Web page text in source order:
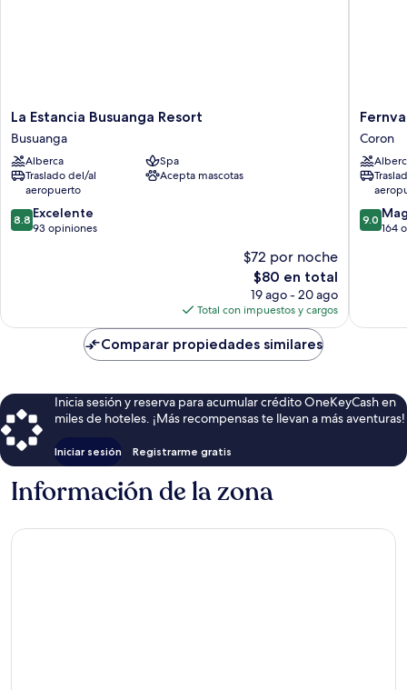
La
Estancia
Busuanga
Resort
Busuanga
La Estancia Busuanga Resort
Busuanga
Alberca
Spa
Traslado del/al
aeropuerto
Acepta mascotas
8.8
de
8.8 Excelente
93 opiniones
$72 por noche
El
precio
actual
es
de
$80
$80 en total
19 ago - 20 ago
Total con impuestos y cargos
Fernvale
Leisure
Club
and
Resort
Coron
Coron
9.0
de
9.0
164
Comparar propiedades similares
Inicia sesión y reserva para acumular crédito OneKeyCash en
miles de hoteles. ¡Más recompensas te llevan a más aventuras!
Iniciar sesión Registrarme gratis
Información de la zona